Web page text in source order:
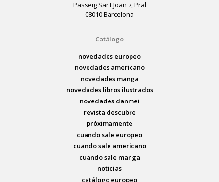
Passeig Sant Joan 7, Pral
08010 Barcelona
Catálogo
novedades europeo
novedades americano
novedades manga
novedades libros ilustrados
novedades danmei
revista descubre
próximamente
cuando sale europeo
cuando sale americano
cuando sale manga
noticias
catálogo europeo